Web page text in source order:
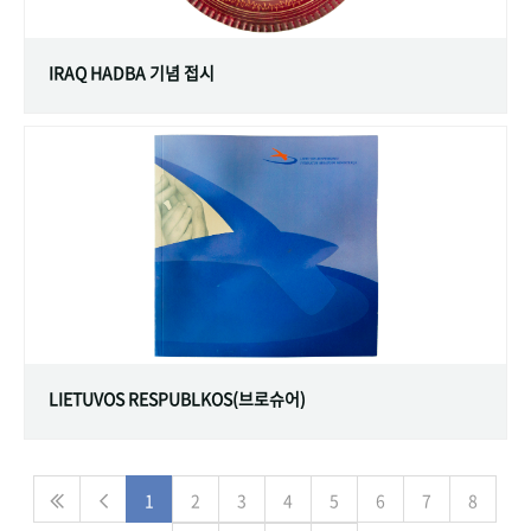
IRAQ HADBA 기념 접시
LIETUVOS RESPUBLKOS(브로슈어)
1 2 3 4 5 6 7 8